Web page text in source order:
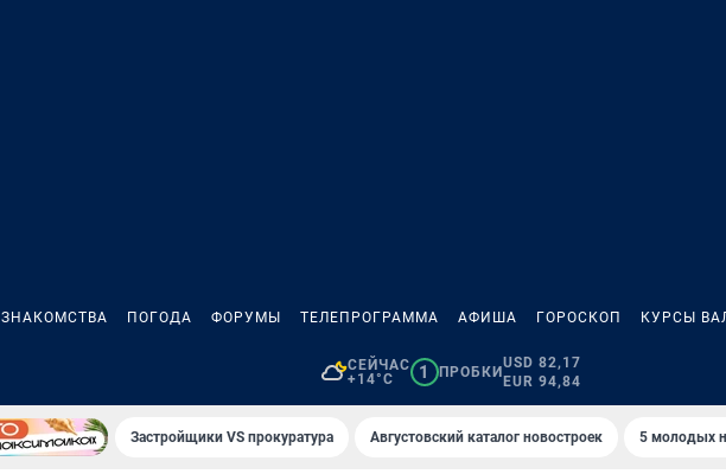
ЗНАКОМСТВА ПОГОДА ФОРУМЫ ТЕЛЕПРОГРАММА АФИША ГОРОСКОП КУРСЫ
СЕЙЧАС
+14°C
1 ПРОБКИ
USD 82,17
EUR 94,84
Застройщики VS прокуратура Августовский каталог новостроек 5 молодых